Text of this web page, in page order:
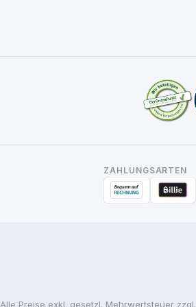
ZAHLUNGSARTEN
Alle Preise exkl. gesetzl. Mehrwertsteuer zzgl.